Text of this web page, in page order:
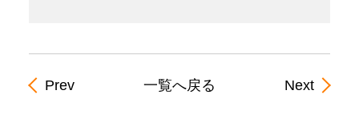
Prev 一覧へ戻る Next